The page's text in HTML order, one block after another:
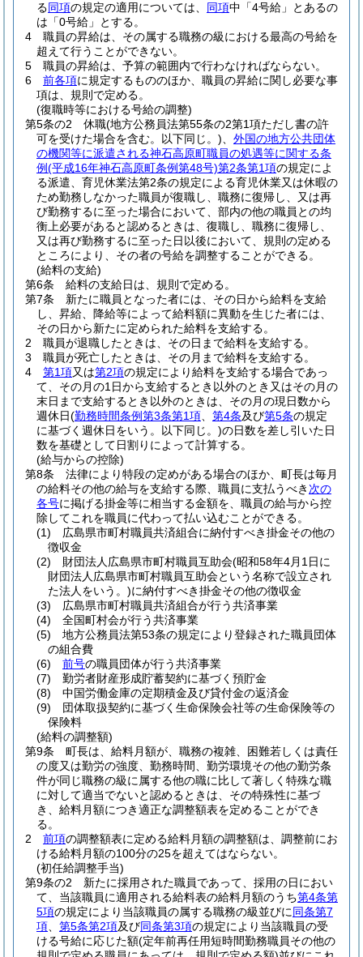
る同項の規定の適用については、 同項中「4号給」とあるの
は「0号給」とする。
4
職員の昇給は、その属する職務の級における最高の号給を
超えて行うことができない。
5
職員の昇給は、予算の範囲内で行わなければならない。
6
前各項に規定するもののほか、職員の昇給に関し必要な事
項は、規則で定める。
(復職時等における号給の調整)
第5条の2
休職(地方公務員法第55条の2第1項ただし書の許
可を受けた場合を含む。以下同じ。)
外国の地方公共団体
の機関等に派遣される神石高原町職員の処遇等に関する条
例(平成16年神石高原町条例第48号)第2条第1項の規定によ
る派遣、育児休業法第2条の規定による育児休業又は休暇の
ため勤務しなかった職員が復職し、職務に復帰し、又は再
び勤務するに至った場合において、部内の他の職員との均
衡上必要があると認めるときは、復職し、職務に復帰し、
又は再び勤務するに至った日以後において、規則の定める
ところにより、その者の号給を調整することができる。
(給料の支給)
第6条
給料の支給日は、規則で定める。
第7条
新たに職員となった者には、その日から給料を支給
し、昇給、降給等によって給料額に異動を生じた者には、
その日から新たに定められた給料を支給する。
2
職員が退職したときは、その日まで給料を支給する。
3
職員が死亡したときは、その月まで給料を支給する。
4
第1項又は第2項の規定により給料を支給する場合であっ
て、その月の1日から支給するとき以外のとき又はその月の
末日まで支給するとき以外のときは、その月の現日数から
週休日(勤務時間条例第3条第1項 第4条及び第5条の規定
に基づく週休日をいう。以下同じ。)の日数を差し引いた日
数を基礎として日割りによって計算する。
(給与からの控除)
第8条
法律により特段の定めがある場合のほか、町長は毎月
の給料その他の給与を支給する際、職員に支払うべき 次の
各号に掲げる掛金等に相当する金額を、職員の給与から控
除してこれを職員に代わって払い込むことができる。
(1)
広島県市町村職員共済組合に納付すべき掛金その他の
徴収金
(2)
財団法人広島県市町村職員互助会(昭和58年4月1日に
財団法人広島県市町村職員互助会という名称で設立され
た法人をいう。)に納付すべき掛金その他の徴収金
(3)
広島県市町村職員共済組合が行う共済事業
(4)
全国町村会が行う共済事業
(5)
地方公務員法第53条の規定により登録された職員団体
の組合費
(6)
前号の職員団体が行う共済事業
(7)
勤労者財産形成貯蓄契約に基づく預貯金
(8)
中国労働金庫の定期積金及び貸付金の返済金
(9)
団体取扱契約に基づく生命保険会社等の生命保険等の
保険料
(給料の調整額)
第9条
町長は、給料月額が、職務の複雑、困難若しくは責任
の度又は勤労の強度、勤務時間、勤労環境その他の勤労条
件が同じ職務の級に属する他の職に比して著しく特殊な職
に対して適当でないと認めるときは、その特殊性に基づ
き、給料月額につき適正な調整額表を定めることができ
る。
2
前項の調整額表に定める給料月額の調整額は、調整前にお
ける給料月額の100分の25を超えてはならない。
(初任給調整手当)
第9条の2
新たに採用された職員であって、採用の日におい
て、当該職員に適用される給料表の給料月額のうち第4条第
5項の規定により当該職員の属する職務の級並びに同条第7
項
第5条第2項及び同条第3項の規定により当該職員の受
ける号給に応じた額(定年前再任用短時間勤務職員その他の